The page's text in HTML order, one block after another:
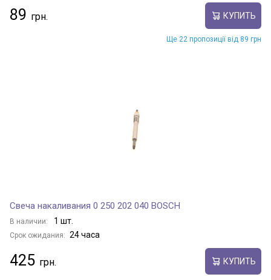
89 КУПИТЬ
Ще 22 пропозиції від 89 грн
Свеча накаливания 0 250 202 040 BOSCH
В наличии: 1 шт.
Срок ожидания: 24 часа
425 КУПИТЬ